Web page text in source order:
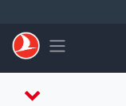
Toggle